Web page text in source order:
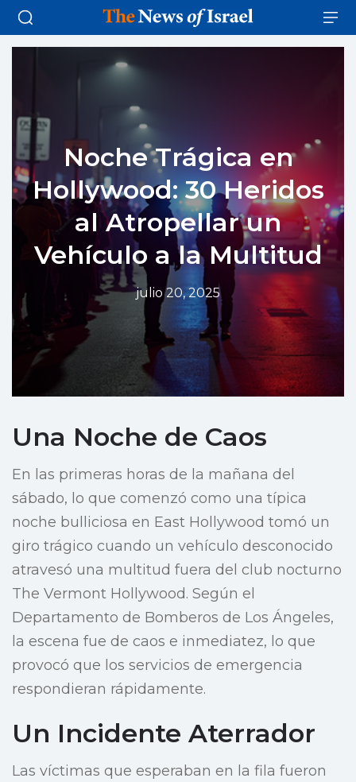
Noche Trágica en
Hollywood: 30 Heridos
al Atropellar un
Vehículo a la Multitud
julio 20, 2025
Una Noche de Caos
En las primeras horas de la mañana del
sábado, lo que comenzó como una típica
noche bulliciosa en East Hollywood tomó un
giro trágico cuando un vehículo desconocido
atravesó una multitud fuera del club nocturno
The Vermont Hollywood. Según el
Departamento de Bomberos de Los Ángeles,
la escena fue de caos e inmediatez, lo que
provocó que los servicios de emergencia
respondieran rápidamente.
Un Incidente Aterrador
Las víctimas que esperaban en la fila fueron